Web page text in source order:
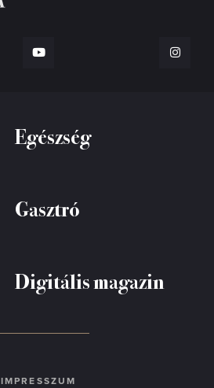
Egészség
Gasztró
Digitális magazin
IMPRESSZUM